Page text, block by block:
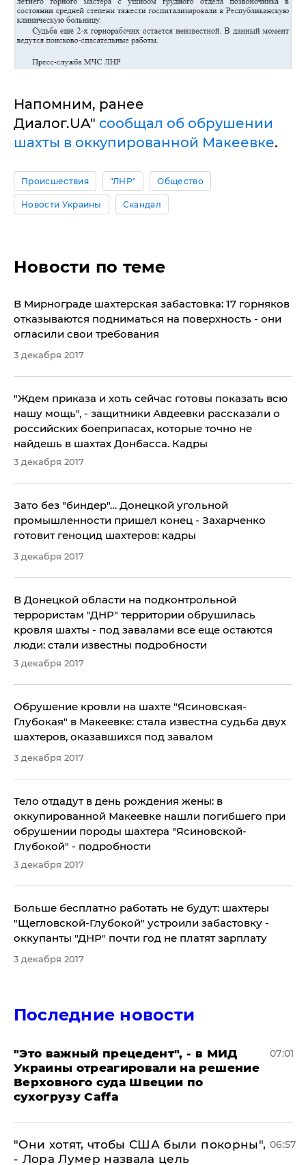
Напомним, ранее
Диалог.UA" сообщал об обрушении
шахты в оккупированной Макеевке.
Происшествия "ЛНР" Общество
Новости Украины Скандал
Новости по теме
В Мирнограде шахтерская забастовка: 17 горняков
отказываются подниматься на поверхность - они
огласили свои требования
3 декабря 2017
"Ждем приказа и хоть сейчас готовы показать всю
нашу мощь", - защитники Авдеевки рассказали о
российских боеприпасах, которые точно не
найдешь в шахтах Донбасса. Кадры
3 декабря 2017
Зато без "биндер"… Донецкой угольной
промышленности пришел конец - Захарченко
готовит геноцид шахтеров: кадры
3 декабря 2017
В Донецкой области на подконтрольной
террористам "ДНР" территории обрушилась
кровля шахты - под завалами все еще остаются
люди: стали известны подробности
3 декабря 2017
Обрушение кровли на шахте "Ясиновская-
Глубокая" в Макеевке: стала известна судьба двух
шахтеров, оказавшихся под завалом
3 декабря 2017
Тело отдадут в день рождения жены: в
оккупированной Макеевке нашли погибшего при
обрушении породы шахтера "Ясиновской-
Глубокой" - подробности
3 декабря 2017
Больше бесплатно работать не будут: шахтеры
"Щегловской-Глубокой" устроили забастовку -
оккупанты "ДНР" почти год не платят зарплату
3 декабря 2017
Последние новости
"Это важный прецедент", - в МИД
Украины отреагировали на решение
Верховного суда Швеции по
сухогрузу Caffa
07:01
"Они хотят, чтобы США были покорны",
- Лора Лумер назвала цель
06:57